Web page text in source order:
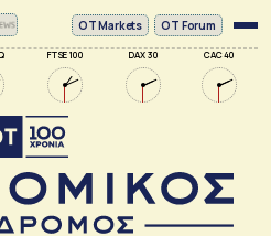
FTSE 100 DAX 30 CAC 40
ΟΤ Markets OT Forum